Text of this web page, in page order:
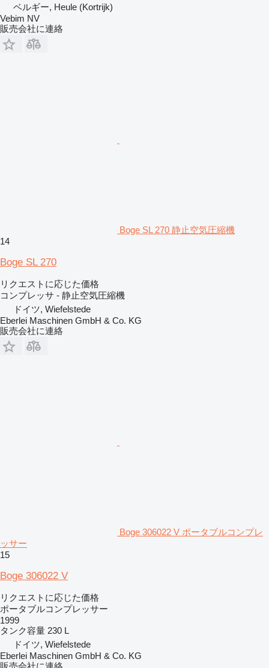
ベルギー, Heule (Kortrijk)
Vebim NV
販売会社に連絡
Boge SL 270 静止空気圧縮機
14
Boge SL 270
リクエストに応じた価格
コンプレッサ - 静止空気圧縮機
ドイツ, Wiefelstede
Eberlei Maschinen GmbH & Co. KG
販売会社に連絡
Boge 306022 V ポータブルコンプレ
ッサー
15
Boge 306022 V
リクエストに応じた価格
ポータブルコンプレッサー
1999
タンク容量 230 L
ドイツ, Wiefelstede
Eberlei Maschinen GmbH & Co. KG
販売会社に連絡